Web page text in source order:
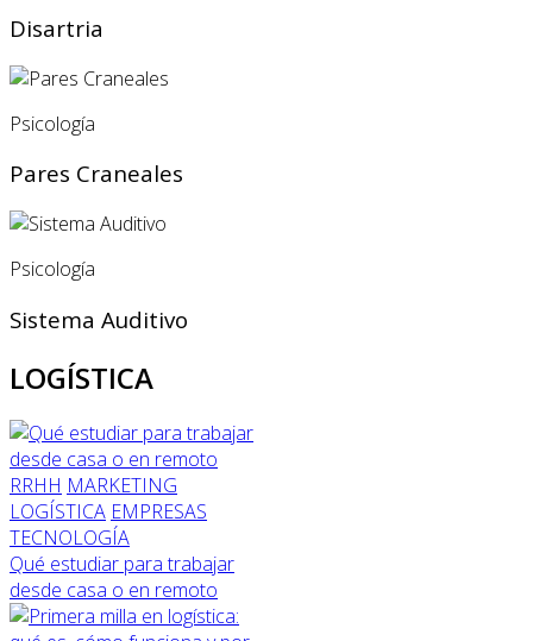
Disartria
Psicología
Pares Craneales
Psicología
Sistema Auditivo
LOGÍSTICA
RRHH MARKETING
LOGÍSTICA EMPRESAS
TECNOLOGÍA
Qué estudiar para trabajar
desde casa o en remoto